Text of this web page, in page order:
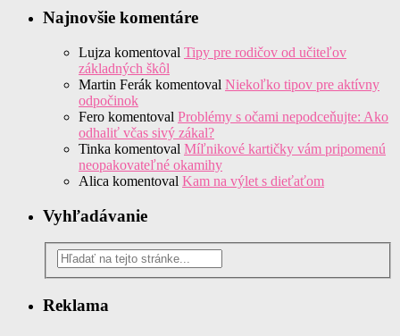
Najnovšie komentáre
Lujza komentoval Tipy pre rodičov od učiteľov
základných škôl
Martin Ferák komentoval Niekoľko tipov pre aktívny
odpočinok
Fero komentoval Problémy s očami nepodceňujte: Ako
odhaliť včas sivý zákal?
Tinka komentoval Míľnikové kartičky vám pripomenú
neopakovateľné okamihy
Alica komentoval Kam na výlet s dieťaťom
Vyhľadávanie
Reklama